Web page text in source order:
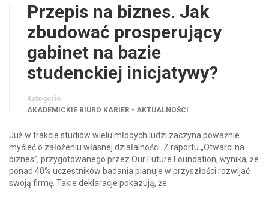
Przepis na biznes. Jak
zbudować prosperujący
gabinet na bazie
studenckiej inicjatywy?
Kategorie
AKADEMICKIE BIURO KARIER - AKTUALNOŚCI
Już w trakcie studiów wielu młodych ludzi zaczyna poważnie
myśleć o założeniu własnej działalności. Z raportu „Otwarci na
biznes”, przygotowanego przez Our Future Foundation, wynika, że
ponad 40% uczestników badania planuje w przyszłości rozwijać
swoją firmę. Takie deklaracje pokazują, że